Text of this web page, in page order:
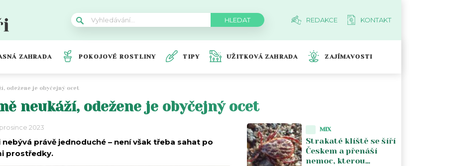
REDAKCE KONTAKT
ZAHRADA POKOJOVÉ ROSTLINY TIPY UŽITKOVÁ ZAHRADA ZAJÍMAVOSTI
odežene je obyčejný ocet
neukáží, odežene je obyčejný ocet
prosince 2023
právě jednoduché – není však třeba sahat po
prostředky.
MIX
Strakaté klíště se šíří
Českem a přenáší
nemoc, kterou